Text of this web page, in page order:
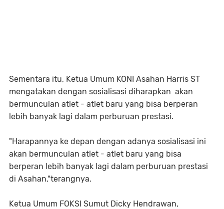
Sementara itu, Ketua Umum KONI Asahan Harris ST
mengatakan dengan sosialisasi diharapkan akan
bermunculan atlet - atlet baru yang bisa berperan
lebih banyak lagi dalam perburuan prestasi.
"Harapannya ke depan dengan adanya sosialisasi ini
akan bermunculan atlet - atlet baru yang bisa
berperan lebih banyak lagi dalam perburuan prestasi
di Asahan,"terangnya.
Ketua Umum FOKSI Sumut Dicky Hendrawan,